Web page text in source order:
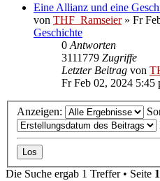
Eine Allianz und eine
von THF_Ramseier» Fr
Geschichte
0 Antworten
3111779 Zugriffe
Letzter Beitrag von
Fr Feb 02, 2024 5:45
Anzeigen:
Die Suche ergab 1 Treffer • Seite 1